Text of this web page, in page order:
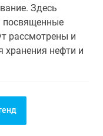
Здесь
посвященные
рассмотрены и
хранения нефти и